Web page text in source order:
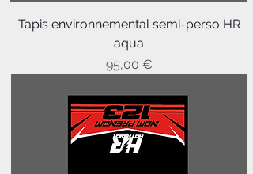
Tapis environnemental semi-perso HR
aqua
Prix
95,00 €